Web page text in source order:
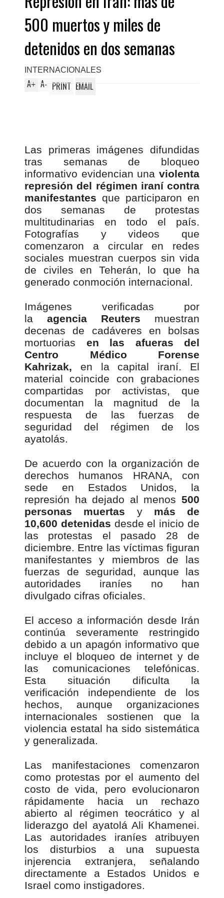
500 muertos y miles de
detenidos en dos semanas
INTERNACIONALES
A+ A- PRINT EMAIL
Las primeras imágenes difundidas
tras semanas de bloqueo
informativo evidencian una violenta
represión del régimen iraní contra
manifestantes que participaron en
dos semanas de protestas
multitudinarias en todo el país.
Fotografías y videos que
comenzaron a circular en redes
sociales muestran cuerpos sin vida
de civiles en Teherán, lo que ha
generado conmoción internacional.
Imágenes verificadas por
la agencia Reuters muestran
decenas de cadáveres en bolsas
mortuorias en las afueras del
Centro Médico Forense
Kahrizak, en la capital iraní. El
material coincide con grabaciones
compartidas por activistas, que
documentan la magnitud de la
respuesta de las fuerzas de
seguridad del régimen de los
ayatolás.
De acuerdo con la organización de
derechos humanos HRANA, con
sede en Estados Unidos, la
represión ha dejado al menos 500
personas muertas y más de
10,600 detenidas desde el inicio de
las protestas el pasado 28 de
diciembre. Entre las víctimas figuran
manifestantes y miembros de las
fuerzas de seguridad, aunque las
autoridades iraníes no han
divulgado cifras oficiales.
El acceso a información desde Irán
continúa severamente restringido
debido a un apagón informativo que
incluye el bloqueo de internet y de
las comunicaciones telefónicas.
Esta situación dificulta la
verificación independiente de los
hechos, aunque organizaciones
internacionales sostienen que la
violencia estatal ha sido sistemática
y generalizada.
Las manifestaciones comenzaron
como protestas por el aumento del
costo de vida, pero evolucionaron
rápidamente hacia un rechazo
abierto al régimen teocrático y al
liderazgo del ayatolá Ali Khamenei.
Las autoridades iraníes atribuyen
los disturbios a una supuesta
injerencia extranjera, señalando
directamente a Estados Unidos e
Israel como instigadores.